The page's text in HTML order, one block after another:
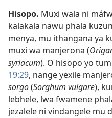
Hisopo. Muxi wala ni
kalakala nawu phala
menya, mu ithangana ya
muxi wa manjerona (
syriacum). O hisopo yo
19:29, nange yexile
sorgo(Sorghum vulgare),
lebhele, lwa fwamene
jezalele ni vindangele mu